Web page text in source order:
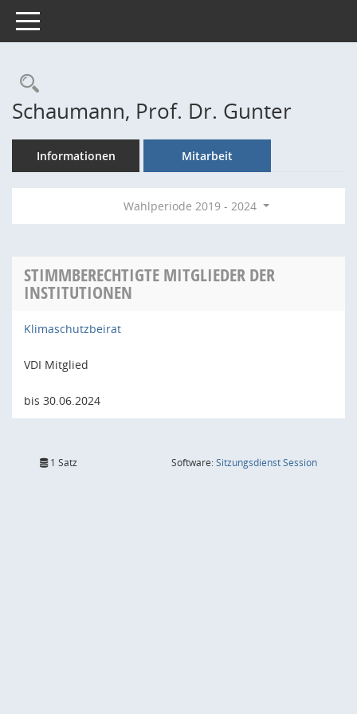
Toggle navigation
Rechercheauswahl
Schaumann, Prof. Dr. Gunter
Informationen Mitarbeit
Wahlperiode 2019 - 2024
STIMMBERECHTIGTE MITGLIEDER DER
INSTITUTIONEN
Klimaschutzbeirat
VDI Mitglied
bis 30.06.2024
1 Satz Software:SitzungsdienstSession(Wird in